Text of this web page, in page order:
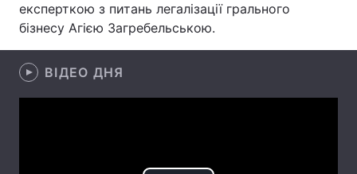
Інтерв'ю Думки
Архів Вакансії
Контакти
експерткою з питань легалізації грального
бізнесу Агією Загребельською.
ВІДЕО ДНЯ